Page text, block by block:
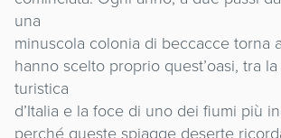
una
minuscola colonia di beccacce torna
hanno scelto proprio quest’oasi, tra
turistica
d’Italia e la foce di uno dei fiumi più
perché queste spiagge deserte